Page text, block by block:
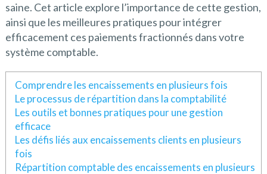
saine. Cet article explore l’importance de cette gestion,
ainsi que les meilleures pratiques pour intégrer
efficacement ces paiements fractionnés dans votre
système comptable.
Comprendre les encaissements en plusieurs fois
Le processus de répartition dans la comptabilité
Les outils et bonnes pratiques pour une gestion
efficace
Les défis liés aux encaissements clients en plusieurs
fois
Répartition comptable des encaissements en plusieurs